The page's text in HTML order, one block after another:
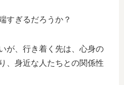
すぎるだろうか？
が、行き着く先は、心身の
、身近な人たちとの関係性